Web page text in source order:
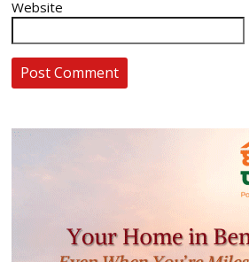
Website